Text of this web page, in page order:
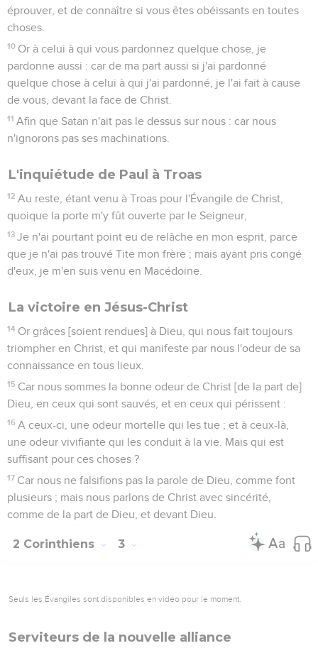
éprouver, et de connaître si vous êtes obéissants en toutes
choses.
10 Or à celui à qui vous pardonnez quelque chose, je
pardonne aussi : car de ma part aussi si j'ai pardonné
quelque chose à celui à qui j'ai pardonné, je l'ai fait à cause
de vous, devant la face de Christ.
11 Afin que Satan n'ait pas le dessus sur nous : car nous
n'ignorons pas ses machinations.
L'inquiétude de Paul à Troas
12 Au reste, étant venu à Troas pour l'Évangile de Christ,
quoique la porte m'y fût ouverte par le Seigneur,
13 Je n'ai pourtant point eu de relâche en mon esprit, parce
que je n'ai pas trouvé Tite mon frère ; mais ayant pris congé
d'eux, je m'en suis venu en Macédoine.
La victoire en Jésus-Christ
14 Or grâces [soient rendues] à Dieu, qui nous fait toujours
triompher en Christ, et qui manifeste par nous l'odeur de sa
connaissance en tous lieux.
15 Car nous sommes la bonne odeur de Christ [de la part de]
Dieu, en ceux qui sont sauvés, et en ceux qui périssent :
16 A ceux-ci, une odeur mortelle qui les tue ; et à ceux-là,
une odeur vivifiante qui les conduit à la vie. Mais qui est
suffisant pour ces choses ?
17 Car nous ne falsifions pas la parole de Dieu, comme font
plusieurs ; mais nous parlons de Christ avec sincérité,
comme de la part de Dieu, et devant Dieu.
2 Corinthiens 3
Seuls les Évangiles sont disponibles en vidéo pour le moment.
Serviteurs de la nouvelle alliance